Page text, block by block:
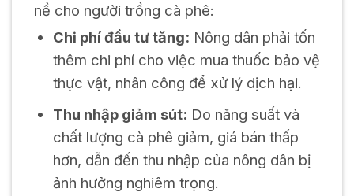
nề cho người trồng cà phê:
Chi phí đầu tư tăng: Nông dân phải tốn
thêm chi phí cho việc mua thuốc bảo vệ
thực vật, nhân công để xử lý dịch hại.
Thu nhập giảm sút: Do năng suất và
chất lượng cà phê giảm, giá bán thấp
hơn, dẫn đến thu nhập của nông dân bị
ảnh hưởng nghiêm trọng.